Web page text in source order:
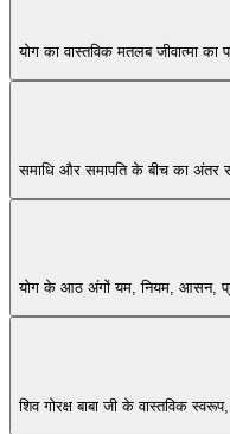
योग का वास्तविक मतलब जीवात्मा का
समाधि और समापति के बीच का अंतर
योग के आठ अंगों यम, नियम, आसन,
शिव गोरक्ष बाबा जी के वास्तविक